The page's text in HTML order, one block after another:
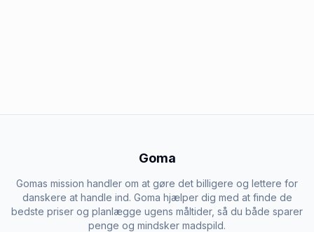
Goma
Gomas mission handler om at gøre det billigere og lettere for
danskere at handle ind. Goma hjælper dig med at finde de
bedste priser og planlægge ugens måltider, så du både sparer
penge og mindsker madspild.